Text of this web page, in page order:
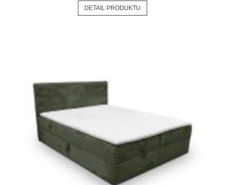
DETAIL PRODUKTU